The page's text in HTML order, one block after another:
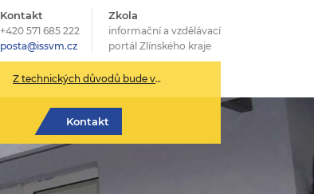
Kontakt
+420 571 685 222
posta@issvm.cz
Zkola
informační a vzdělávací
portál Zlínského kraje
Z technických důvodů bude v pondělí 13. července sekretariát školy uzavřen.
Kontakt